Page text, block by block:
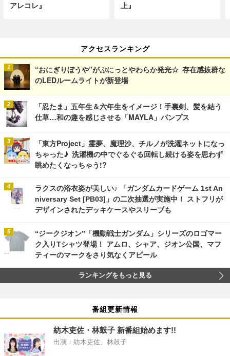
アレコレ』
上』
アクセスランキング
“おにぎりぼうや”がぷにっとやわらか発光☆ 存在感抜群な
のLEDルームライトが新登場
「忍たま」五年生＆六年生をイメージ！手裏剣、髪を結う
仕草…和の趣を感じさせる「MAYLA」パンプス
「東方Project」霊夢、魔理沙、チルノが洗濯ネットになっ
ちゃった♪ 洗濯機の中でぐるぐる回転し続ける姿を思わず
眺めたくなっちゃう!?
ラクスの浴衣姿が美しい♪ 「ガンダムカードゲーム 1st An
niversary Set [PB03]」の二次抽選が実施中！ ストフリが
デザインされたデッキケースやスリーブも
“ジークジオン”「機動戦士ガンダム」シリーズのロゴマー
ク入りTシャツ登場！ アムロ、シャア、ジオン公国、マフ
ティーのマークをさり気なくアピール
ランキングをもっと見る
番組更新情報
紡木吏佐・林鼓子 新番組始めます!!
出演：紡木吏佐、林鼓子